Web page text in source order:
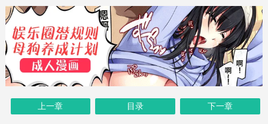
上一章 目录 下一章